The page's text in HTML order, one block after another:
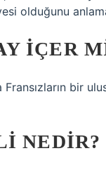
olduğunu
IÇER
Fransızların bir
NEDIR?